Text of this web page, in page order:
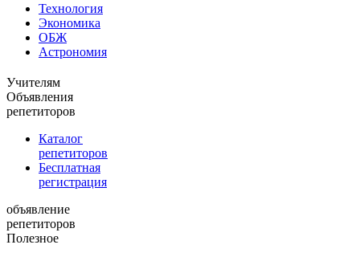
Технология
Экономика
ОБЖ
Астрономия
Учителям
Объявления
репетиторов
Каталог
репетиторов
Бесплатная
регистрация
объявление
репетиторов
Полезное